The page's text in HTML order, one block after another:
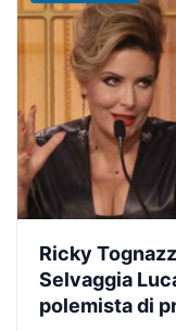
Ricky
Selvaggia
polemista di